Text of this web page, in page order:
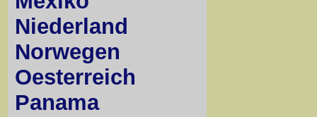
Niederland
Norwegen
Oesterreich
Panama